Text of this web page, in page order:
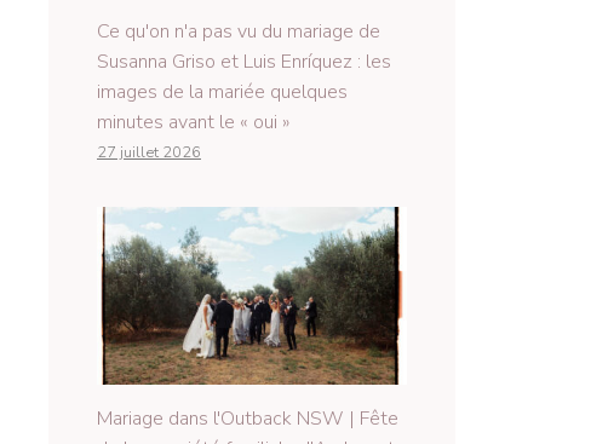
Ce qu'on n'a pas vu du mariage de
Susanna Griso et Luis Enríquez : les
images de la mariée quelques
minutes avant le « oui »
27 juillet 2026
Mariage dans l'Outback NSW | Fête